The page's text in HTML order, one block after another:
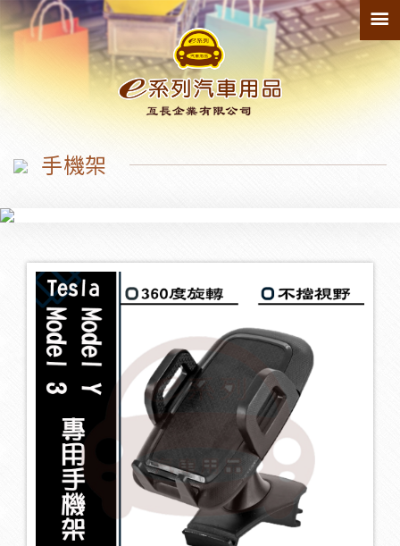
手機架
最新產品 150
寵物墊
輪拱
臨時停車牌 2
行車紀錄器支架
蠟品